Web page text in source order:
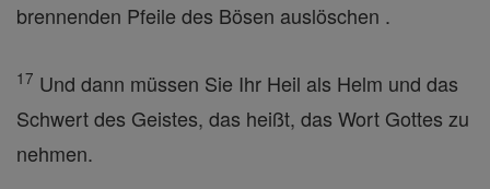
brennenden Pfeile des Bösen auslöschen .
17 Und dann müssen Sie Ihr Heil als Helm und das
Schwert des Geistes, das heißt, das Wort Gottes zu
nehmen.